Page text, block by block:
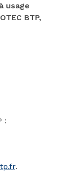
usage
BTP,
:
.